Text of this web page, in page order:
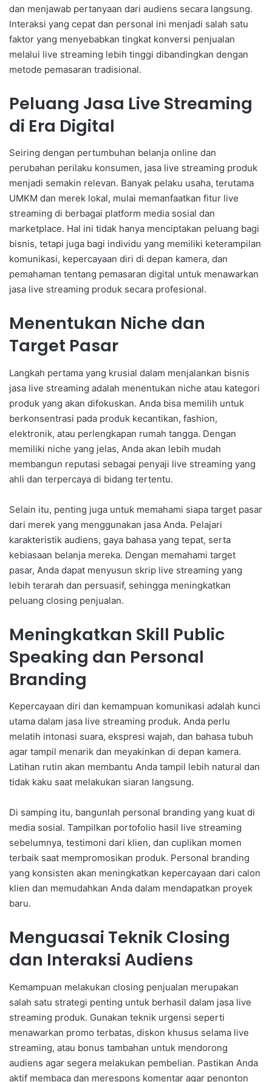
dan menjawab pertanyaan dari audiens secara langsung.
Interaksi yang cepat dan personal ini menjadi salah satu
faktor yang menyebabkan tingkat konversi penjualan
melalui live streaming lebih tinggi dibandingkan dengan
metode pemasaran tradisional.
Peluang Jasa Live Streaming
di Era Digital
Seiring dengan pertumbuhan belanja online dan
perubahan perilaku konsumen, jasa live streaming produk
menjadi semakin relevan. Banyak pelaku usaha, terutama
UMKM dan merek lokal, mulai memanfaatkan fitur live
streaming di berbagai platform media sosial dan
marketplace. Hal ini tidak hanya menciptakan peluang bagi
bisnis, tetapi juga bagi individu yang memiliki keterampilan
komunikasi, kepercayaan diri di depan kamera, dan
pemahaman tentang pemasaran digital untuk menawarkan
jasa live streaming produk secara profesional.
Menentukan Niche dan
Target Pasar
Langkah pertama yang krusial dalam menjalankan bisnis
jasa live streaming adalah menentukan niche atau kategori
produk yang akan difokuskan. Anda bisa memilih untuk
berkonsentrasi pada produk kecantikan, fashion,
elektronik, atau perlengkapan rumah tangga. Dengan
memiliki niche yang jelas, Anda akan lebih mudah
membangun reputasi sebagai penyaji live streaming yang
ahli dan terpercaya di bidang tertentu.
Selain itu, penting juga untuk memahami siapa target pasar
dari merek yang menggunakan jasa Anda. Pelajari
karakteristik audiens, gaya bahasa yang tepat, serta
kebiasaan belanja mereka. Dengan memahami target
pasar, Anda dapat menyusun skrip live streaming yang
lebih terarah dan persuasif, sehingga meningkatkan
peluang closing penjualan.
Meningkatkan Skill Public
Speaking dan Personal
Branding
Kepercayaan diri dan kemampuan komunikasi adalah kunci
utama dalam jasa live streaming produk. Anda perlu
melatih intonasi suara, ekspresi wajah, dan bahasa tubuh
agar tampil menarik dan meyakinkan di depan kamera.
Latihan rutin akan membantu Anda tampil lebih natural dan
tidak kaku saat melakukan siaran langsung.
Di samping itu, bangunlah personal branding yang kuat di
media sosial. Tampilkan portofolio hasil live streaming
sebelumnya, testimoni dari klien, dan cuplikan momen
terbaik saat mempromosikan produk. Personal branding
yang konsisten akan meningkatkan kepercayaan dari calon
klien dan memudahkan Anda dalam mendapatkan proyek
baru.
Menguasai Teknik Closing
dan Interaksi Audiens
Kemampuan melakukan closing penjualan merupakan
salah satu strategi penting untuk berhasil dalam jasa live
streaming produk. Gunakan teknik urgensi seperti
menawarkan promo terbatas, diskon khusus selama live
streaming, atau bonus tambahan untuk mendorong
audiens agar segera melakukan pembelian. Pastikan Anda
aktif membaca dan merespons komentar agar penonton